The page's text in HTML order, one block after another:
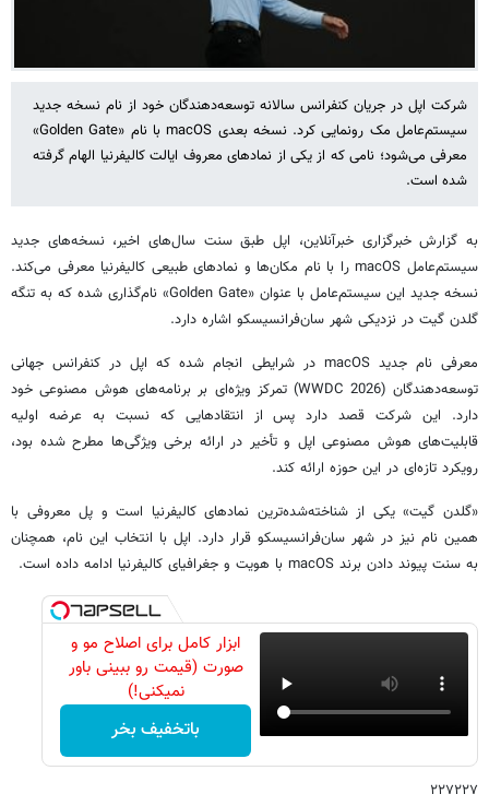
شرکت اپل در جریان کنفرانس سالانه توسعه‌دهندگان خود از نام نسخه جدید
سیستم‌عامل مک رونمایی کرد. نسخه بعدی macOS با نام «Golden Gate»
معرفی می‌شود؛ نامی که از یکی از نمادهای معروف ایالت کالیفرنیا الهام گرفته
شده است.
به گزارش خبرگزاری خبرآنلاین، اپل طبق سنت سال‌های اخیر، نسخه‌های جدید
سیستم‌عامل macOS را با نام مکان‌ها و نمادهای طبیعی کالیفرنیا معرفی می‌کند.
نسخه جدید این سیستم‌عامل با عنوان «Golden Gate» نام‌گذاری شده که به تنگه
گلدن گیت در نزدیکی شهر سان‌فرانسیسکو اشاره دارد.
معرفی نام جدید macOS در شرایطی انجام شده که اپل در کنفرانس جهانی
توسعه‌دهندگان (WWDC 2026) تمرکز ویژه‌ای بر برنامه‌های هوش مصنوعی خود
دارد. این شرکت قصد دارد پس از انتقادهایی که نسبت به عرضه اولیه
قابلیت‌های هوش مصنوعی اپل و تأخیر در ارائه برخی ویژگی‌ها مطرح شده بود،
رویکرد تازه‌ای در این حوزه ارائه کند.
«گلدن گیت» یکی از شناخته‌شده‌ترین نمادهای کالیفرنیا است و پل معروفی با
همین نام نیز در شهر سان‌فرانسیسکو قرار دارد. اپل با انتخاب این نام، همچنان
به سنت پیوند دادن برند macOS با هویت و جغرافیای کالیفرنیا ادامه داده است.
ابزار کامل برای اصلاح مو و
صورت (قیمت رو ببینی باور
نمیکنی!)
باتخفیف بخر
۲۲۷۲۲۷